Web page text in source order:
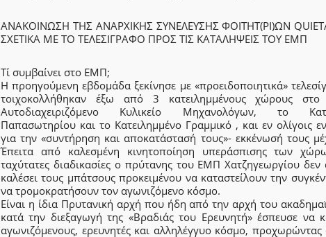
ΑΝΑΚΟΙΝΩΣΗ ΤΗΣ ΑΝΑΡΧΙΚΗΣ ΣΥΝΕΛΕΥΣΗΣ ΦΟΙΤΗΤ(ΡΙ)ΩΝ
ΣΧΕΤΙΚΑ ΜΕ ΤΟ ΤΕΛΕΣΙΓΡΑΦΟ ΠΡΟΣ ΤΙΣ ΚΑΤΑΛΗΨΕΙΣ ΤΟΥ ΕΜΠ
Τί συμβαίνει στο ΕΜΠ;
Η προηγούμενη εβδομάδα ξεκίνησε με «προειδοποιητικά»
τοιχοκολλήθηκαν έξω από 3 κατειλημμένους χώρους
Αυτοδιαχειριζόμενο Κυλικείο Μηχανολόγων, το
Παπασωτηρίου και το Κατειλημμένο Γραμμικό , και εν ολίγοις
για την «συντήρηση και αποκατάστασή τους»- εκκένωσή τους
Έπειτα από καλεσμένη κινητοποίηση υπεράσπισης των
ταχύτατες διαδικασίες ο πρύτανης του ΕΜΠ Χατζηγεωργίου
καλέσει τους μπάτσους προκειμένου να καταστείλουν την
να τρομοκρατήσουν τον αγωνιζόμενο κόσμο.
Είναι η ίδια Πρυτανική αρχή που ήδη από την αρχή του
κατά την διεξαγωγή της «Βραδιάς του Ερευνητή» έσπευσε να
αγωνιζόμενους, ερευνητές και αλληλέγγυο κόσμο,